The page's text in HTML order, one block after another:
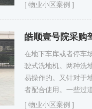
[ 物业小区案例 ]
皓顺壹号院采购
在地下车库或者停车
驶式洗地机。两种洗
易操作的。又针对于
者配合使用。一些过
[ 物业小区案例 ]